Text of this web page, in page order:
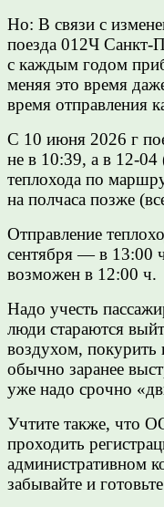
Но: В связи с
поезда 012Ч Санкт-
с каждым годом
меняя это время
время отправления
С 10 июня 2026 г
не в 10:39, а в 12-
теплохода по
на полчаса позже
Отправление
сентября — в 13:00
возможен в 12:00 ч.
Надо учесть
люди стараются
воздухом, покурить
обычно заранее
уже надо срочно
Учтите также, что
проходить
административном
забывайте и